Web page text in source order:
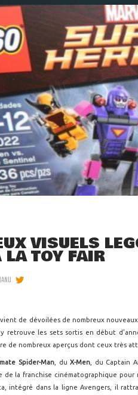
VISUELS
TOY FAIR
de dévoilées de nombreux
retrouve les sets sortis en début
de nombreux aperçus dont ceux très
Spider-Man , duX-Men , du Captain
de la franchise cinématographique
intégré dans la ligne Avengers, il